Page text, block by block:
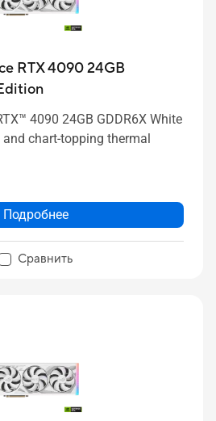
RTX 4090 24GB
4090 24GB GDDR6X White
chart-topping thermal
Подробнее
Сравнить